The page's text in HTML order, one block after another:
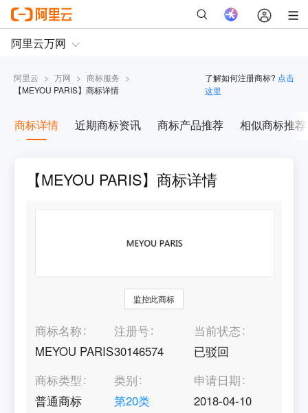
阿里云 > 万网 > 商标服务 >
【MEYOU PARIS】商标详情
了解如何注册商标? 点击
这里
商标详情 近期商标资讯 商标产品推荐 相似商标推荐
【MEYOU PARIS】商标详情
监控此商标
商标名称
MEYOU PARIS
注册号
30146574
当前状态
已驳回
商标类型
普通商标
类别
第20类
申请日期
2018-04-10